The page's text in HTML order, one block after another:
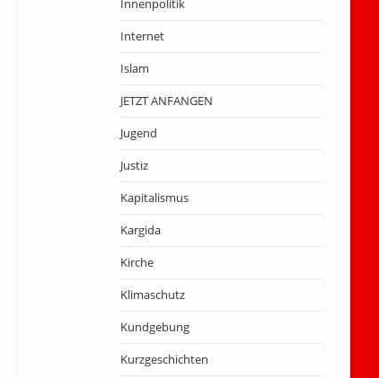
Innenpolitik
Internet
Islam
JETZT ANFANGEN
Jugend
Justiz
Kapitalismus
Kargida
Kirche
Klimaschutz
Kundgebung
Kurzgeschichten